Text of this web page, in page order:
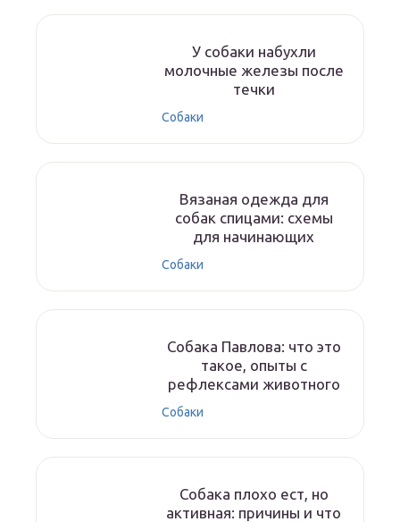
У собаки набухли
молочные железы после
течки
Собаки
Вязаная одежда для
собак спицами: схемы
для начинающих
Собаки
Собака Павлова: что это
такое, опыты с
рефлексами животного
Собаки
Собака плохо ест, но
активная: причины и что